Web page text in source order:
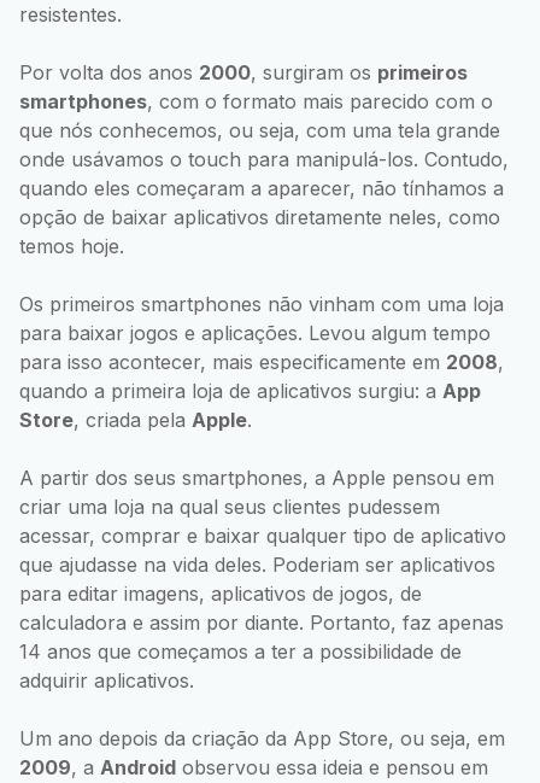
resistentes.
Por volta dos anos 2000, surgiram os primeiros
smartphones, com o formato mais parecido com o
que nós conhecemos, ou seja, com uma tela grande
onde usávamos o touch para manipulá-los. Contudo,
quando eles começaram a aparecer, não tínhamos a
opção de baixar aplicativos diretamente neles, como
temos hoje.
Os primeiros smartphones não vinham com uma loja
para baixar jogos e aplicações. Levou algum tempo
para isso acontecer, mais especificamente em 2008,
quando a primeira loja de aplicativos surgiu: a App
Store, criada pela Apple.
A partir dos seus smartphones, a Apple pensou em
criar uma loja na qual seus clientes pudessem
acessar, comprar e baixar qualquer tipo de aplicativo
que ajudasse na vida deles. Poderiam ser aplicativos
para editar imagens, aplicativos de jogos, de
calculadora e assim por diante. Portanto, faz apenas
14 anos que começamos a ter a possibilidade de
adquirir aplicativos.
Um ano depois da criação da App Store, ou seja, em
2009, a Android observou essa ideia e pensou em